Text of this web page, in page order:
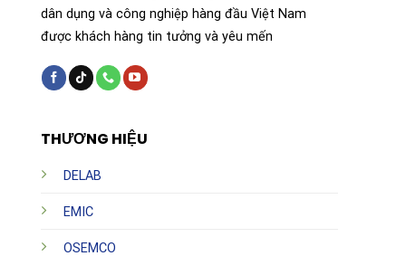
THƯƠNG HIỆU
DELAB
EMIC
OSEMCO
dân dụng và công nghiệp hàng đầu Việt Nam
được khách hàng tin tưởng và yêu mến